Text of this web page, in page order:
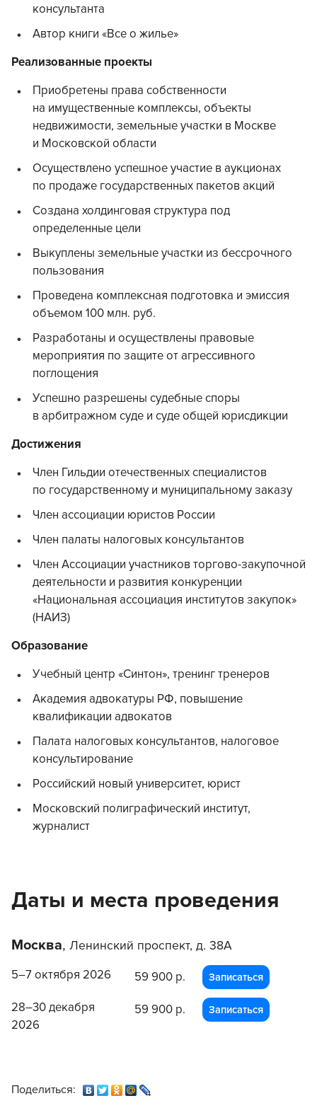
консультанта
Автор книги «Все о жилье»
Реализованные проекты
Приобретены права собственности
на имущественные комплексы, объекты
недвижимости, земельные участки в Москве
и Московской области
Осуществлено успешное участие в аукционах
по продаже государственных пакетов акций
Создана холдинговая структура под
определенные цели
Выкуплены земельные участки из бессрочного
пользования
Проведена комплексная подготовка и эмиссия
объемом 100 млн. руб.
Разработаны и осуществлены правовые
мероприятия по защите от агрессивного
поглощения
Успешно разрешены судебные споры
в арбитражном суде и суде общей юрисдикции
Достижения
Член Гильдии отечественных специалистов
по государственному и муниципальному заказу
Член ассоциации юристов России
Член палаты налоговых консультантов
Член Ассоциации участников торгово-закупочной
деятельности и развития конкуренции
«Национальная ассоциация институтов закупок»
(НАИЗ)
Образование
Учебный центр «Синтон», тренинг тренеров
Академия адвокатуры РФ, повышение
квалификации адвокатов
Палата налоговых консультантов, налоговое
консультирование
Российский новый университет, юрист
Московский полиграфический институт,
журналист
Даты и места проведения
Москва, Ленинский проспект, д. 38А
5–7 октября 2026 59 900 р. Записаться
28–30 декабря
2026
59 900 р. Записаться
Поделиться: